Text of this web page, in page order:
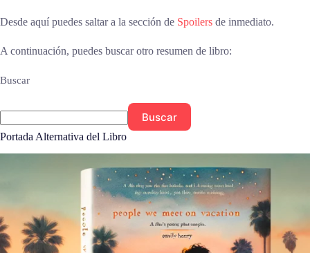
Desde aquí puedes saltar a la sección de Spoilers de inmediato.
A continuación, puedes buscar otro resumen de libro:
Buscar
Buscar
Portada Alternativa del Libro